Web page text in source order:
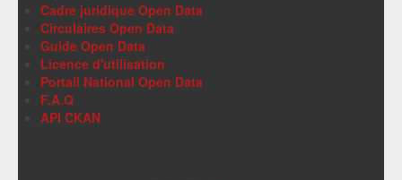
Cadre juridique Open Data
Circulaires Open Data
Guide Open Data
Licence d'utilisation
Portail National Open Data
F.A.Q
API CKAN